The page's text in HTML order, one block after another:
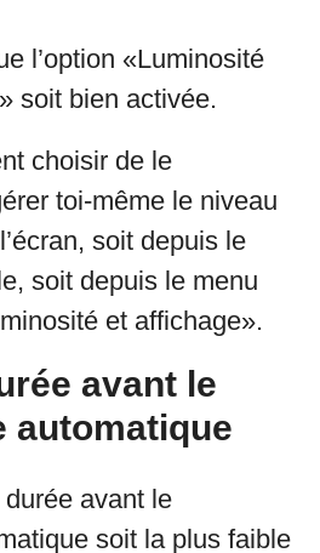
l’option «Luminosité
soit bien activée.
choisir de le
toi-même le niveau
soit depuis le
soit depuis le menu
et affichage».
avant le
automatique
avant le
soit la plus faible